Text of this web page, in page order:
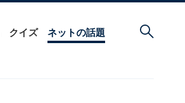
クイズ ネットの話題